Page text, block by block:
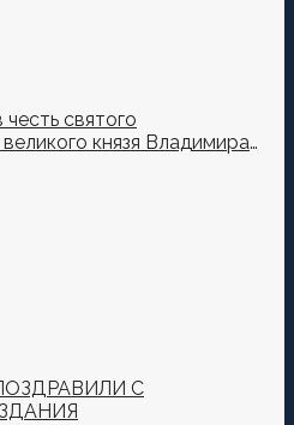
святого
князя Владимира
С